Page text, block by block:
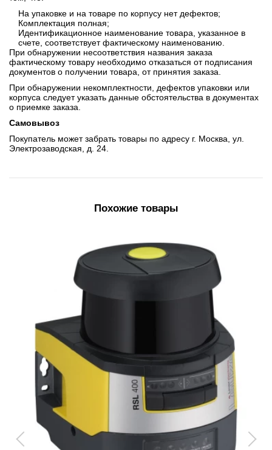
На упаковке и на товаре по корпусу нет дефектов;
Комплектация полная;
Идентификационное наименование товара, указанное в
счете, соответствует фактическому наименованию.
При обнаружении несоответствия названия заказа
фактическому товару необходимо отказаться от подписания
документов о получении товара, от принятия заказа.
При обнаружении некомплектности, дефектов упаковки или
корпуса следует указать данные обстоятельства в документах
о приемке заказа.
Самовывоз
Покупатель может забрать товары по адресу г. Москва, ул.
Электрозаводская, д. 24.
Похожие товары